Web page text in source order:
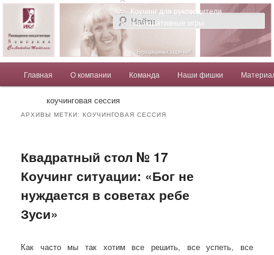
Солдатова Татьяна
Компания Солдатовой Татьяны
Главное менюПерейти к основному содержимому
Перейти к дополнительному содержимому
Главная О компании Команда Наши фишки
Коучинг для руководителя
Корпоративные игры
коучинговая сессия
АРХИВЫ МЕТКИ:КОУЧИНГОВАЯ СЕССИЯ
Квадратный стол № 17
Коучинг ситуации: «Бог не
нуждается в советах ребе
Зуси»
Как часто мы так хотим все решить, все успеть, все